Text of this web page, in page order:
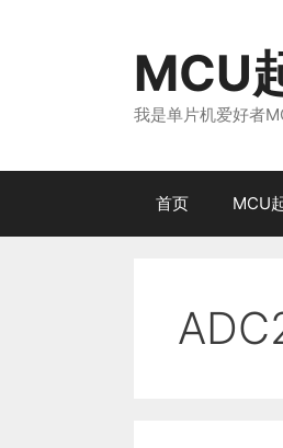
MCU
我是单片机爱好者
首页 MCU